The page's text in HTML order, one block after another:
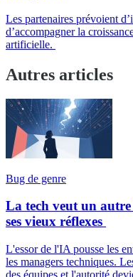
Les partenaires prévoient
d’accompagner la
artificielle.
Autres articles
Bug de genre
La tech veut un
ses vieux réflexes
L'essor de l'IA pousse les
les managers techniques.
des équipes et l'autorité